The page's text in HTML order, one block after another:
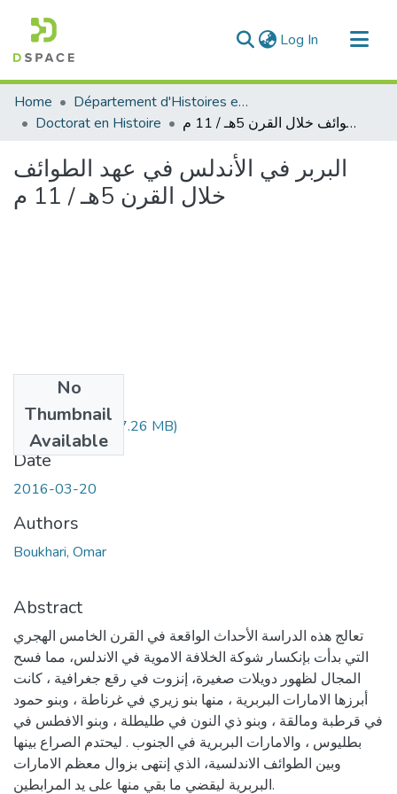
Log In (current)
Communities & Collections
All of DSpace
Home
Département d'Histoires et Arts
Doctorat en Histoire
البربر في الأندلس في عهد الطوائف خلال القرن 5هـ / 11 م
البربر في الأندلس في عهد الطوائف
خلال القرن 5هـ / 11 م
No
Thumbnail
Available
BOUKHARI.pdf(7.26 MB)
Date
2016-03-20
Authors
Boukhari, Omar
Abstract
تعالج هذه الدراسة الأحداث الواقعة في القرن الخامس الهجري
التي بدأت بإنكسار شوكة الخلافة الاموية في الاندلس، مما فسح
المجال لظهور دويلات صغيرة، إنزوت في رقع جغرافية ، كانت
أبرزها الامارات البربرية ، منها بنو زيري في غرناطة ، وبنو حمود
في قرطبة ومالقة ، وبنو ذي النون في طليطلة ، وبنو الافطس في
بطليوس ، والامارات البربرية في الجنوب . ليحتدم الصراع بينها
وبين الطوائف الاندلسية، الذي إنتهى بزوال معظم الامارات
البربرية ليقضي ما بقي منها على يد المرابطين.